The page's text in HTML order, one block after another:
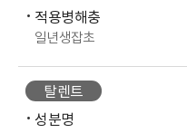
적용병해충
일년생잡초
탈렌트
성분명